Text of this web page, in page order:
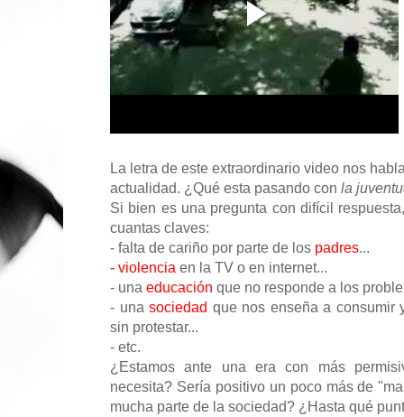
La letra de este extraordinario video nos
actualidad. ¿Qué esta pasando con la
Si bien es una pregunta con difícil
cuantas claves:
- falta de cariño por parte de los padres...
- violencia en la TV o en internet...
- una educación que no responde a los
- unasociedad que nos enseña a consumir
sin protestar...
- etc.
¿Estamos ante una era con más
necesita? Sería positivo un poco más de
mucha parte de la sociedad? ¿Hasta qué